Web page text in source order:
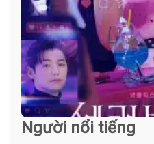
Người nổi tiếng